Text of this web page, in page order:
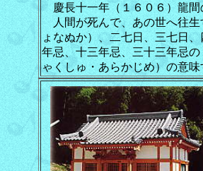
慶長十一年（１６０６）龍間
人間が死んで、あの世へ往生
ょなぬか）、二七日、三七日
年忌、十三年忌、三十三年忌
ゃくしゅ・あらかじめ）の意